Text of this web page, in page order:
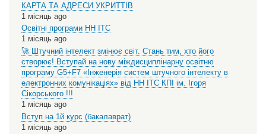
КАРТА ТА АДРЕСИ УКРИТТІВ
1 місяць ago
Освітні програми НН ІТС
1 місяць ago
🚀 Штучний інтелект змінює світ. Стань тим, хто його
створює! Вступай на нову міждисциплінарну освітню
програму G5+F7 «Інженерія систем штучного інтелекту в
електронних комунікаціях» від НН ІТС КПІ ім. Ігоря
Сікорського !!!
1 місяць ago
Вступ на 1й курс (бакалаврат)
1 місяць ago